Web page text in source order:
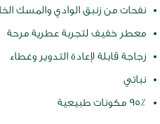
نفحات من زنبق الوادي والمسك
معطر خفيف لتجربة عطرية مرحة
زجاجة قابلة لإعادة التدوير وغطاء
نباتي
95٪ مكونات طبيعية